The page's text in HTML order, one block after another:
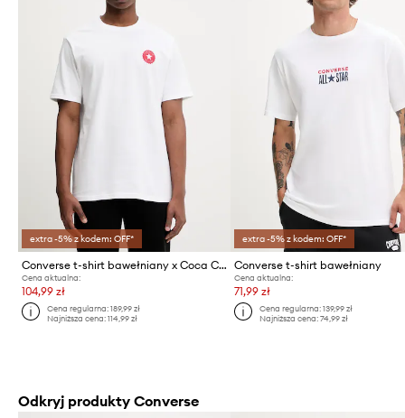
extra -5% z kodem: OFF*
Converse t-shirt bawełniany x Coca Cola
Cena aktualna:
104,99 zł
Cena regularna:189,99 zł
Najniższa cena:114,99 zł
extra -5% z kodem: OFF*
Converse t-shirt bawełniany
Cena aktualna:
71,99 zł
Cena regularna: 139,99 zł
Najniższa cena: 74,99 zł
Odkryj produkty Converse